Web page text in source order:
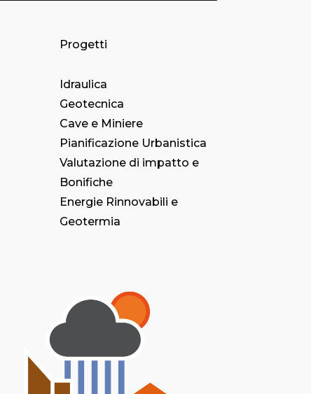
Progetti
Idraulica
Geotecnica
Cave e Miniere
Pianificazione Urbanistica
Valutazione di impatto e
Bonifiche
Energie Rinnovabili e
Geotermia